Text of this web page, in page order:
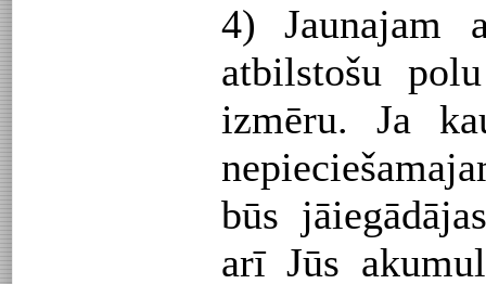
4) Jaunajam
atbilstošu
izmēru. Ja
būs
arī Jūs